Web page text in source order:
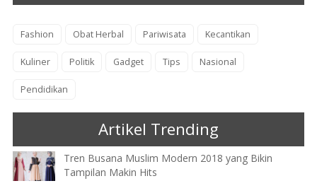
Fashion Obat Herbal Pariwisata Kecantikan
Kuliner Politik Gadget Tips Nasional
Pendidikan
Artikel Trending
Tren Busana Muslim Modern 2018 yang Bikin
Tampilan Makin Hits